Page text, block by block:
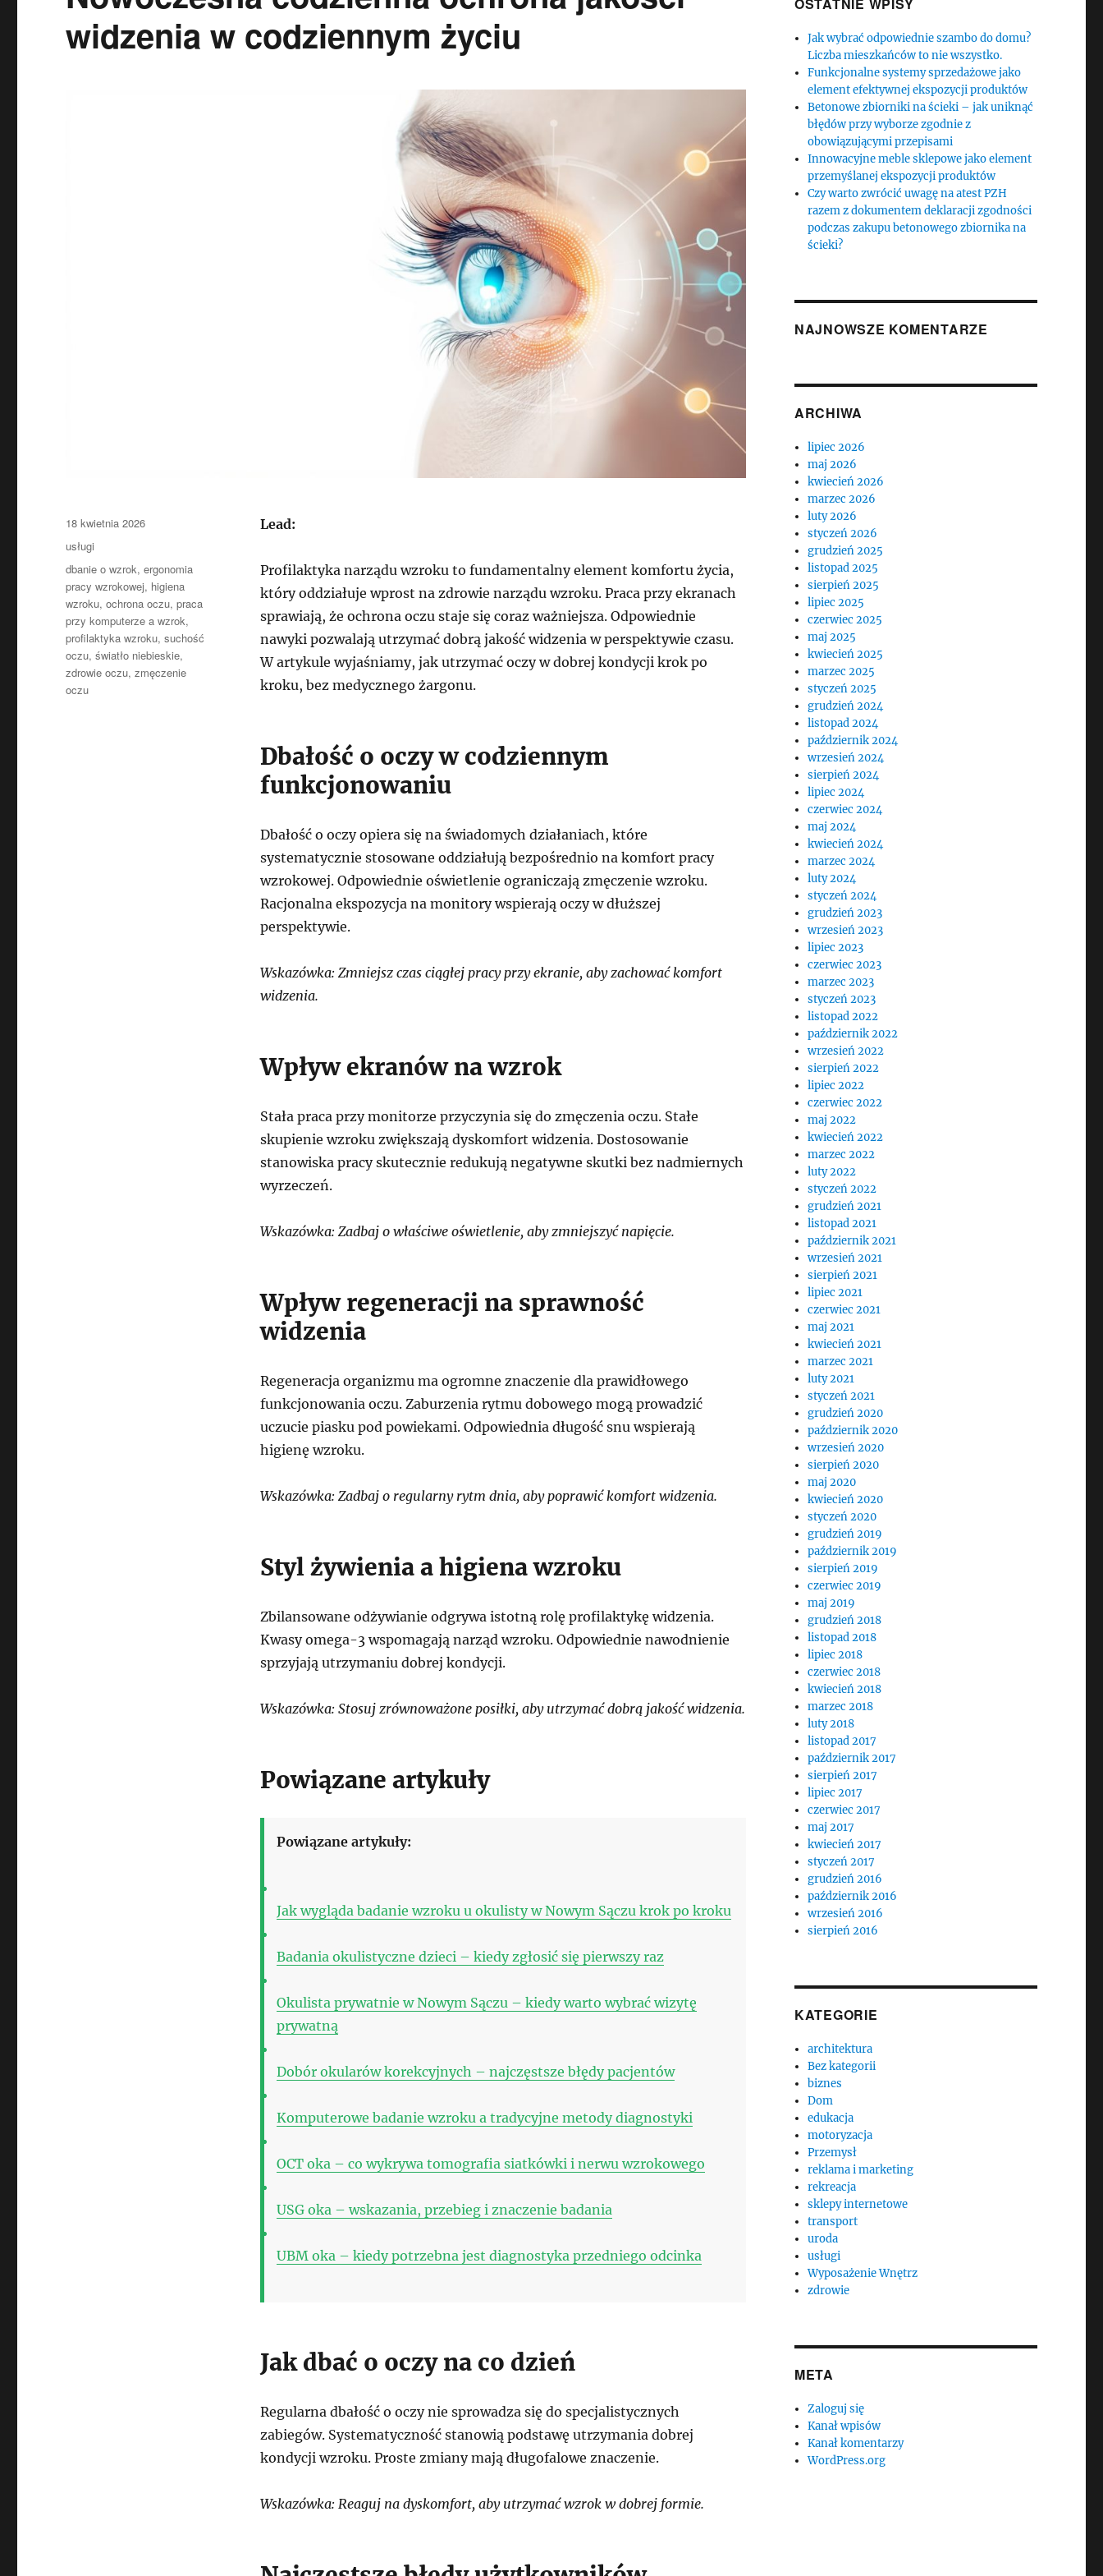
widzenia w codziennym życiu
Lead:
Profilaktyka narządu wzroku to fundamentalny element komfortu życia,
który oddziałuje wprost na zdrowie narządu wzroku. Praca przy ekranach
sprawiają, że ochrona oczu staje się coraz ważniejsza. Odpowiednie
nawyki pozwalają utrzymać dobrą jakość widzenia w perspektywie czasu.
W artykule wyjaśniamy, jak utrzymać oczy w dobrej kondycji krok po
kroku, bez medycznego żargonu.
Dbałość o oczy w codziennym
funkcjonowaniu
Dbałość o oczy opiera się na świadomych działaniach, które
systematycznie stosowane oddziałują bezpośrednio na komfort pracy
wzrokowej. Odpowiednie oświetlenie ograniczają zmęczenie wzroku.
Racjonalna ekspozycja na monitory wspierają oczy w dłuższej
perspektywie.
Wskazówka: Zmniejsz czas ciągłej pracy przy ekranie, aby zachować komfort
widzenia.
Wpływ ekranów na wzrok
Stała praca przy monitorze przyczynia się do zmęczenia oczu. Stałe
skupienie wzroku zwiększają dyskomfort widzenia. Dostosowanie
stanowiska pracy skutecznie redukują negatywne skutki bez nadmiernych
wyrzeczeń.
Wskazówka: Zadbaj o właściwe oświetlenie, aby zmniejszyć napięcie.
Wpływ regeneracji na sprawność
widzenia
Regeneracja organizmu ma ogromne znaczenie dla prawidłowego
funkcjonowania oczu. Zaburzenia rytmu dobowego mogą prowadzić
uczucie piasku pod powiekami. Odpowiednia długość snu wspierają
higienę wzroku.
Wskazówka: Zadbaj o regularny rytm dnia, aby poprawić komfort widzenia.
Styl żywienia a higiena wzroku
Zbilansowane odżywianie odgrywa istotną rolę profilaktykę widzenia.
Kwasy omega-3 wspomagają narząd wzroku. Odpowiednie nawodnienie
sprzyjają utrzymaniu dobrej kondycji.
Wskazówka: Stosuj zrównoważone posiłki, aby utrzymać dobrą jakość widzenia.
Powiązane artykuły
Powiązane artykuły:
Jak wygląda badanie wzroku u okulisty w Nowym Sączu krok po kroku
Badania okulistyczne dzieci – kiedy zgłosić się pierwszy raz
Okulista prywatnie w Nowym Sączu – kiedy warto wybrać wizytę
prywatną
Dobór okularów korekcyjnych – najczęstsze błędy pacjentów
Komputerowe badanie wzroku a tradycyjne metody diagnostyki
OCT oka – co wykrywa tomografia siatkówki i nerwu wzrokowego
USG oka – wskazania, przebieg i znaczenie badania
UBM oka – kiedy potrzebna jest diagnostyka przedniego odcinka
Jak dbać o oczy na co dzień
Regularna dbałość o oczy nie sprowadza się do specjalistycznych
zabiegów. Systematyczność stanowią podstawę utrzymania dobrej
kondycji wzroku. Proste zmiany mają długofalowe znaczenie.
Wskazówka: Reaguj na dyskomfort, aby utrzymać wzrok w dobrej formie.
Data
publikacji
18 kwietnia 2026
Kategorie
usługi
Tagi
dbanie o wzrok,ergonomia
pracy wzrokowej, higiena
wzroku,ochrona oczu,praca
przy komputerze a wzrok,
profilaktyka wzroku,suchość
oczu,światło niebieskie,
zdrowie oczu,zmęczenie
oczu
Jak wybrać odpowiednie szambo do domu?
Liczba mieszkańców to nie wszystko.
Funkcjonalne systemy sprzedażowe jako
element efektywnej ekspozycji produktów
Betonowe zbiorniki na ścieki – jak uniknąć
błędów przy wyborze zgodnie z
obowiązującymi przepisami
Innowacyjne meble sklepowe jako element
przemyślanej ekspozycji produktów
Czy warto zwrócić uwagę na atest PZH
razem z dokumentem deklaracji zgodności
podczas zakupu betonowego zbiornika na
ścieki?
NAJNOWSZE KOMENTARZE
ARCHIWA
lipiec 2026
maj 2026
kwiecień 2026
marzec 2026
luty 2026
styczeń 2026
grudzień 2025
listopad 2025
sierpień 2025
lipiec 2025
czerwiec 2025
maj 2025
kwiecień 2025
marzec 2025
styczeń 2025
grudzień 2024
listopad 2024
październik 2024
wrzesień 2024
sierpień 2024
lipiec 2024
czerwiec 2024
maj 2024
kwiecień 2024
marzec 2024
luty 2024
styczeń 2024
grudzień 2023
wrzesień 2023
lipiec 2023
czerwiec 2023
marzec 2023
styczeń 2023
listopad 2022
październik 2022
wrzesień 2022
sierpień 2022
lipiec 2022
czerwiec 2022
maj 2022
kwiecień 2022
marzec 2022
luty 2022
styczeń 2022
grudzień 2021
listopad 2021
październik 2021
wrzesień 2021
sierpień 2021
lipiec 2021
czerwiec 2021
maj 2021
kwiecień 2021
marzec 2021
luty 2021
styczeń 2021
grudzień 2020
październik 2020
wrzesień 2020
sierpień 2020
maj 2020
kwiecień 2020
styczeń 2020
grudzień 2019
październik 2019
sierpień 2019
czerwiec 2019
maj 2019
grudzień 2018
listopad 2018
lipiec 2018
czerwiec 2018
kwiecień 2018
marzec 2018
luty 2018
listopad 2017
październik 2017
sierpień 2017
lipiec 2017
czerwiec 2017
maj 2017
kwiecień 2017
styczeń 2017
grudzień 2016
październik 2016
wrzesień 2016
sierpień 2016
KATEGORIE
architektura
Bez kategorii
biznes
Dom
edukacja
motoryzacja
Przemysł
reklama i marketing
rekreacja
sklepy internetowe
transport
uroda
usługi
Wyposażenie Wnętrz
zdrowie
META
Zaloguj się
Kanał wpisów
Kanał komentarzy
WordPress.org